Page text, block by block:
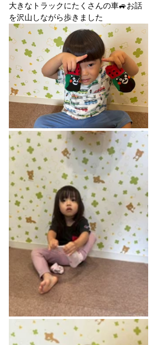
大きなトラックにたくさんの車🚙お話
を沢山しながら歩きました